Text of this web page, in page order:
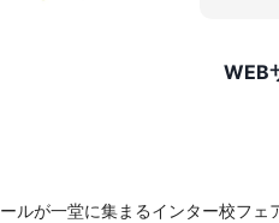
WEB
ルが一堂に集まるインター校フェ